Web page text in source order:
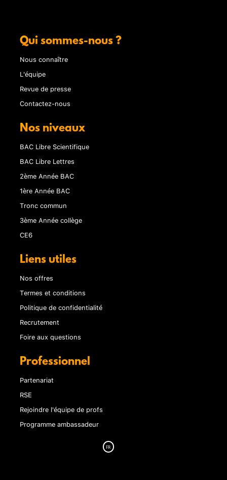
Qui sommes-nous ?
Nous connaître
L'équipe
Revue de presse
Contactez-nous
Nos niveaux
BAC Libre Scientifique
BAC Libre Lettres
2ème Année BAC
1ère Année BAC
Tronc commun
3ème Année collège
CE6
Liens utiles
Nos offres
Termes et conditions
Politique de confidentialité
Recrutement
Foire aux questions
Professionnel
Partenariat
RSE
Rejoindre l'équipe de profs
Programme ambassadeur